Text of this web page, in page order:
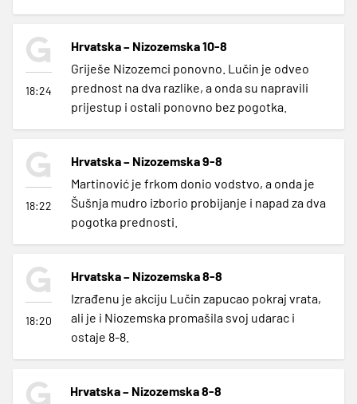
18:24
Hrvatska – Nizozemska 10-8
Griješe Nizozemci ponovno. Lučin je odveo
prednost na dva razlike, a onda su napravili
prijestup i ostali ponovno bez pogotka.
18:22
Hrvatska – Nizozemska 9-8
Martinović je frkom donio vodstvo, a onda je
Šušnja mudro izborio probijanje i napad za dva
pogotka prednosti.
18:20
Hrvatska – Nizozemska 8-8
Izrađenu je akciju Lučin zapucao pokraj vrata,
ali je i Niozemska promašila svoj udarac i
ostaje 8-8.
Hrvatska – Nizozemska 8-8